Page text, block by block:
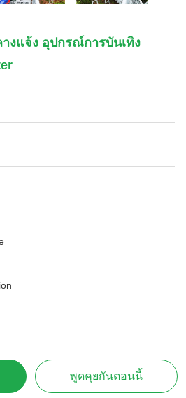
งแจ้ง อุปกรณ์การบันเทิง
พูดคุยกันตอนนี้